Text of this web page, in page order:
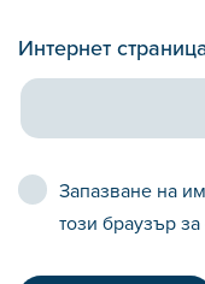
Интернет
Запазване на
този браузър